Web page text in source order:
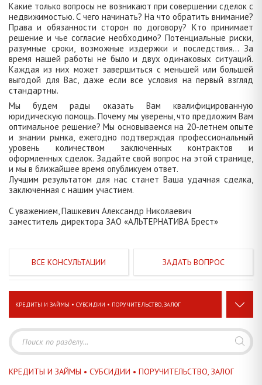
Какие только вопросы не возникают при совершении сделок с
недвижимостью. С чего начинать? На что обратить внимание?
Права и обязанности сторон по договору? Кто принимает
решение и чье согласие необходимо? Потенциальные риски,
разумные сроки, возможные издержки и последствия... За
время нашей работы не было и двух одинаковых ситуаций.
Каждая из них может завершиться с меньшей или большей
выгодой для Вас, даже если все условия на первый взгляд
стандартны.
Мы будем рады оказать Вам квалифицированную
юридическую помощь. Почему мы уверены, что предложим Вам
оптимальное решение? Мы основываемся на 20-летнем опыте
и знании рынка, ежегодно подтверждая профессиональный
уровень количеством заключенных контрактов и
оформленных сделок. Задайте свой вопрос на этой странице,
и мы в ближайшее время опубликуем ответ.
Лучшим результатом для нас станет Ваша удачная сделка,
заключенная с нашим участием.
C уважением, Пашкевич Александр Николаевич
заместитель директора ЗАО «АЛЬТЕРНАТИВА Брест»
ЗАДАТЬ ВОПРОС
КРЕДИТЫ И ЗАЙМЫ • СУБСИДИИ • ПОРУЧИТЕЛЬСТВО, ЗАЛОГ
ЗАКЛЮЧЕНИЕ СДЕЛКИ • ДОКУМЕНТЫ, СРОКИ, ПРОЦЕДУРЫ 26
КРЕДИТЫ И ЗАЙМЫ • СУБСИДИИ • ПОРУЧИТЕЛЬСТВО, ЗАЛОГ